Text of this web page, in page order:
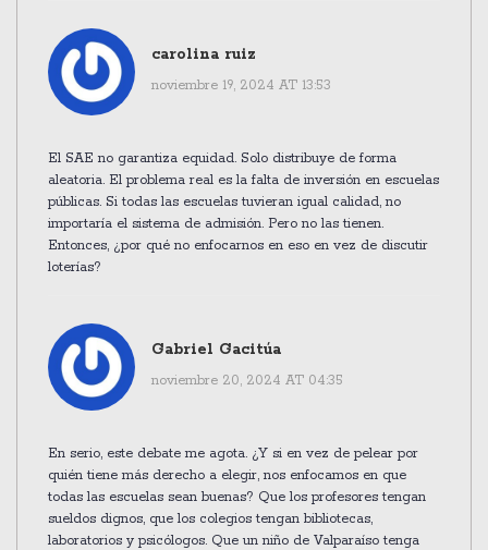
carolina ruiz
noviembre 19, 2024 AT 13:53
El SAE no garantiza equidad. Solo distribuye de forma
aleatoria. El problema real es la falta de inversión en escuelas
públicas. Si todas las escuelas tuvieran igual calidad, no
importaría el sistema de admisión. Pero no las tienen.
Entonces, ¿por qué no enfocarnos en eso en vez de discutir
loterías?
Gabriel Gacitúa
noviembre 20, 2024 AT 04:35
En serio, este debate me agota. ¿Y si en vez de pelear por
quién tiene más derecho a elegir, nos enfocamos en que
todas las escuelas sean buenas? Que los profesores tengan
sueldos dignos, que los colegios tengan bibliotecas,
laboratorios y psicólogos. Que un niño de Valparaíso tenga